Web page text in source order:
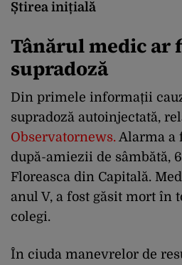
Știrea inițială
Tânărul medic ar
supradoză
Din primele informații
supradoză autoinjectată,
Observatornews. Alarma a
după-amiezii de sâmbătă,
Floreasca din Capitală.
anul V, a fost găsit mort în
colegi.
În ciuda manevrelor de